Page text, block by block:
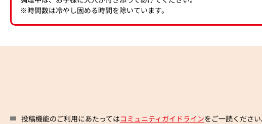
※時間数は冷やし固める時間を除いています。
投稿機能のご利用にあたってはコミュニティガイドラインをご一読ください